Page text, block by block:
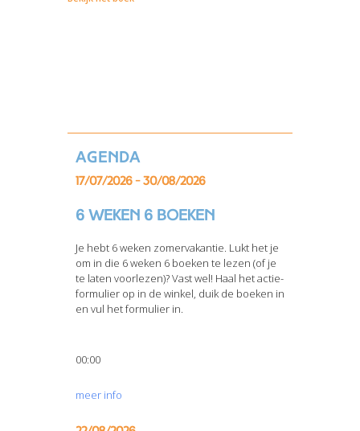
Agenda
17/07/2026 - 30/08/2026
6 weken 6 boeken
Je hebt 6 weken zomervakantie. Lukt het je
om in die 6 weken 6 boeken te lezen (of je
te laten voorlezen)? Vast wel! Haal het actie-
formulier op in de winkel, duik de boeken in
en vul het formulier in.
00:00
meer info